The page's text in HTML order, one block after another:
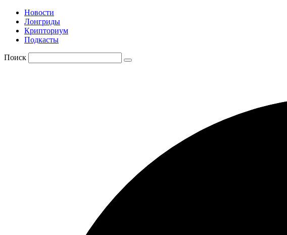
Новости
Лонгриды
Крипториум
Подкасты
Поиск